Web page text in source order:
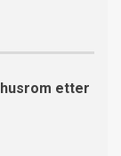
etter